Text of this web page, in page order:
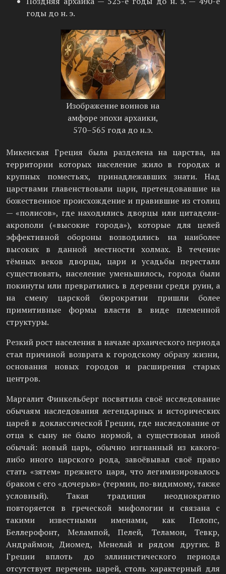
годы до н. э.
Изображение воинов на
амфоре эпохи архаики,
570–565 года до н.э.
Микенская Греция была разделена на царства, на
территории которых население жило в городах и
крупных поместьях, принадлежавших знати. Над
царствами главенствовали цари, претендовавшие на
божественное происхождение и правившие из столиц
— «полисов», где находились дворцы или цитадели-
акрополи («высокие города»), которые для целей
эффективной обороны возводились на наиболее
высоких в данной местности холмах. В течение
тёмных веков дворцы, цари и усадьбы перестали
существовать, население уменьшилось, города были
покинуты или превратились в деревни среди руин, а
на смену царской бюрократии пришли более
примитивные формы власти в виде племенной
структуры.
Резкий рост населения в начале архаического периода
стал причиной возврата к городскому образу жизни,
основания новых городов и расширения старых
центров.
Маргалит Финкельберг посвятила своё исследование
обычаям наследования легендарных и исторических
царей в доклассической Греции, где наследование от
отца к сыну не было нормой, а существовал иной
обычай: новый царь, обычно изгнанный из какого-
либо иного царского рода, завоёвывал своё право
стать «зятем» прежнего царя, что легимизировалось
браком с его «дочерью» (термин, по-видимому, также
условный). Такая традиция неоднократно
повторяется в греческой мифологии и связана с
такими известными именами, как Пелопс,
Беллерофонт, Мелампой, Пелей, Теламон, Тевкр,
Андраймон, Диомед, Менелай и рядом других. В
Греции вплоть до эллинистического периода
отсутствует перечень царей, столь характерный для